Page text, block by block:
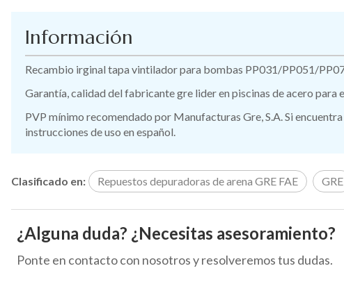
Información
Recambio irginal tapa vintilador para bombas PP031/PP051/
Garantía, calidad del fabricante gre lider en piscinas de acero
PVP mínimo recomendado por Manufacturas Gre, S.A. Si
instrucciones de uso en español.
Clasificado en: Repuestos depuradoras de arena GRE FAE GRE
¿Alguna duda? ¿Necesitas asesoramiento?
Ponte en contacto con nosotros y resolveremos tus dudas.